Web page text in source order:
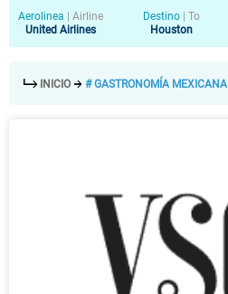
Aerolinea
Airline
United Airlines
Destino
To
Houston
INICIO # GASTRONOMÍA MEXICANA